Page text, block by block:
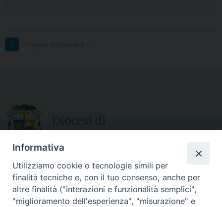
1
CURIA DIOCESANA
Via Episcopio, 15
ORARIO APERTURA
Mercoledì e Sabato
Informativa
Utilizziamo cookie o tecnologie simili per
finalità tecniche e, con il tuo consenso, anche per
altre finalità ("interazioni e funzionalità semplici",
"miglioramento dell'esperienza", "misurazione" e